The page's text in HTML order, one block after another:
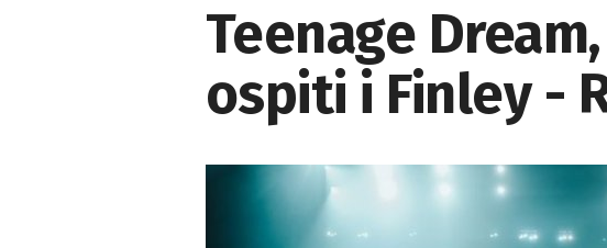
Teenage
ospiti i Finley -